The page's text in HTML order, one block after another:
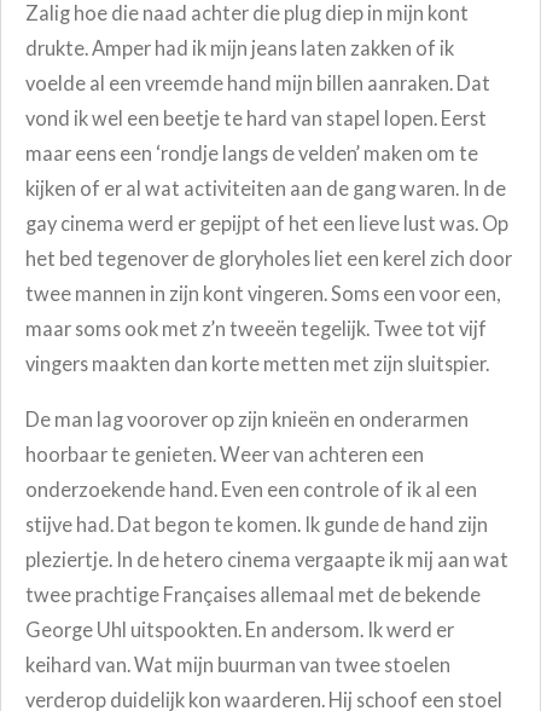
Zalig hoe die naad achter die plug diep in mijn kont
drukte. Amper had ik mijn jeans laten zakken of ik
voelde al een vreemde hand mijn billen aanraken. Dat
vond ik wel een beetje te hard van stapel lopen. Eerst
maar eens een ‘rondje langs de velden’ maken om te
kijken of er al wat activiteiten aan de gang waren. In de
gay cinema werd er gepijpt of het een lieve lust was. Op
het bed tegenover de gloryholes liet een kerel zich door
twee mannen in zijn kont vingeren. Soms een voor een,
maar soms ook met z’n tweeën tegelijk. Twee tot vijf
vingers maakten dan korte metten met zijn sluitspier.
De man lag voorover op zijn knieën en onderarmen
hoorbaar te genieten. Weer van achteren een
onderzoekende hand. Even een controle of ik al een
stijve had. Dat begon te komen. Ik gunde de hand zijn
pleziertje. In de hetero cinema vergaapte ik mij aan wat
twee prachtige Françaises allemaal met de bekende
George Uhl uitspookten. En andersom. Ik werd er
keihard van. Wat mijn buurman van twee stoelen
verderop duidelijk kon waarderen. Hij schoof een stoel